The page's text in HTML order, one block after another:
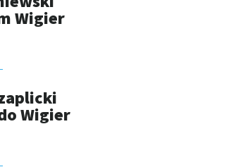
Wigier
Wigier